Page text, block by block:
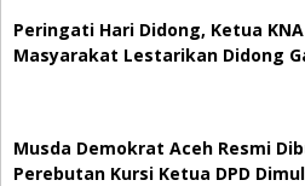
Peringati Hari Didong, Ketua
Masyarakat Lestarikan Didong
Musda Demokrat Aceh Resmi
Perebutan Kursi Ketua DPD